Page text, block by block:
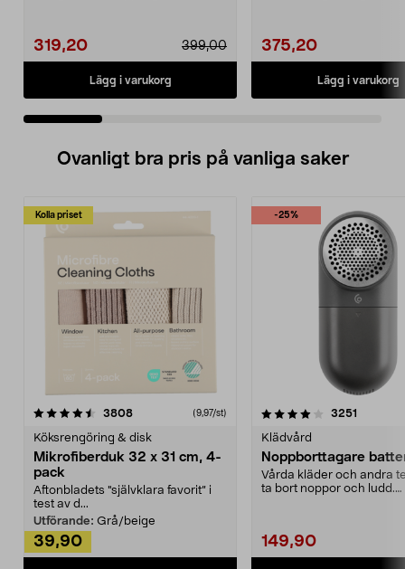
319,20 399,00
Lägg i varukorg
375,20
Lägg i varukorg
Ovanligt bra pris på vanliga saker
Kolla priset
3808recensioner (9,97/st)
Köksrengöring & disk
Mikrofiberduk 32 x 31 cm, 4-
pack
Aftonbladets "självklara favorit” i
test av d...
Utförande: Grå/beige
39,90
-25%
4.0av 5 stjärnor 3251
Klädvård
Noppborttagare
Vårda kläder och andra
ta bort noppor och ludd.
149,90
4.5av 5 stjärnor